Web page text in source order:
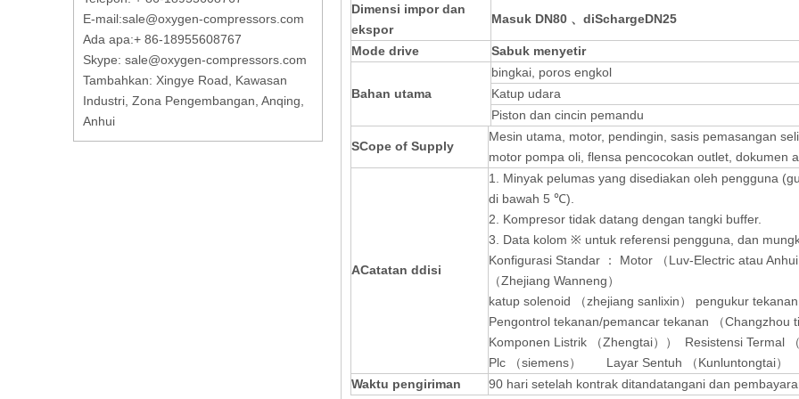
E-mail:sale@oxygen-compressors.com
Ada apa:+ 86-18955608767
Skype: sale@oxygen-compressors.com
Tambahkan: Xingye Road, Kawasan
Industri, Zona Pengembangan, Anqing,
Anhui
Dimensi impor dan
ekspor
Masuk DN80 、 diSchargeDN25
Mode drive Sabuk menyetir
Bahan utama
bingkai, poros engkol
Katup udara
Piston dan cincin pemandu
SCope of Supply
Mesin utama, motor, pendingin, sasis pemasangan
motor pompa oli, flensa pencocokan outlet, dokumen
ACatatan ddisi
1. Minyak pelumas yang disediakan oleh pengguna
di bawah 5 ℃).
2. Kompresor tidak datang dengan tangki buffer.
3. Data kolom ※ untuk referensi pengguna, dan
Konfigurasi Standar ： Motor （Luv-Electric atau
（Zhejiang Wanneng）
katup solenoid （zhejiang sanlixin） pengukur
Pengontrol tekanan/pemancar tekanan （Changzhou
Komponen Listrik （Zhengtai）） Resistensi Termal
Plc （siemens） Layar Sentuh （Kunluntongtai）
Waktu pengiriman
90 hari setelah kontrak ditandatangani dan